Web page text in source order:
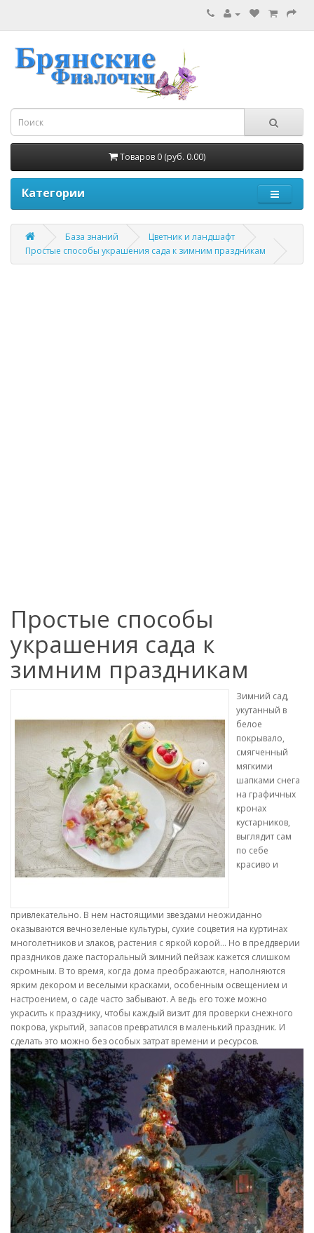
Товаров 0 (руб. 0.00)
Категории
База знаний
Цветник и ландшафт
Простые способы украшения сада к зимним праздникам
Простые способы
украшения сада к
зимним праздникам
Зимний сад,
укутанный в
белое
покрывало,
смягченный
мягкими
шапками снега
на графичных
кронах
кустарников,
выглядит сам
по себе
красиво и
привлекательно. В нем настоящими звездами неожиданно
оказываются вечнозеленые культуры, сухие соцветия на куртинах
многолетников и злаков, растения с яркой корой… Но в преддверии
праздников даже пасторальный зимний пейзаж кажется слишком
скромным. В то время, когда дома преображаются, наполняются
ярким декором и веселыми красками, особенным освещением и
настроением, о саде часто забывают. А ведь его тоже можно
украсить к празднику, чтобы каждый визит для проверки снежного
покрова, укрытий, запасов превратился в маленький праздник. И
сделать это можно без особых затрат времени и ресурсов.